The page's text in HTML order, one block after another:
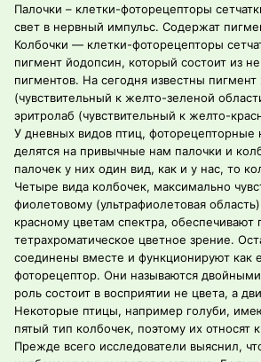
Палочки – клетки-фоторецепторы
свет в нервный импульс. Содержат
Колбочки — клетки-фоторецепторы
пигмент йодопсин, который состоит из
пигментов. На сегодня известны пигмент
(чувствительный к желто-зеленой
эритролаб (чувствительный к желто-
У дневных видов птиц, фоторецепторные
делятся на привычные нам палочки и
палочек у них один вид, как и у нас, то
Четыре вида колбочек, максимально
фиолетовому (ультрафиолетовая
красному цветам спектра, обеспечивают
тетрахроматическое цветное зрение.
соединены вместе и функционируют как
фоторецептор. Они называются
роль состоит в восприятии не цвета, а
Некоторые птицы, например голуби,
пятый тип колбочек, поэтому их относят
Прежде всего исследователи выяснил,